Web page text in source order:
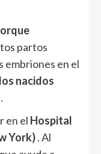
partos
embriones en el
los nacidos
.
en el Hospital
York). Al